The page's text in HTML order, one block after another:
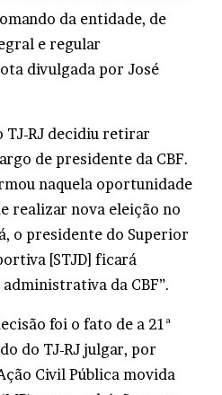
da entidade, de
e regular
divulgada por José
TJ-RJ decidiu retirar
de presidente da CBF.
naquela oportunidade
realizar nova eleição no
o presidente do Superior
[STJD] ficará
da CBF”.
foi o fato de a 21ª
do TJ-RJ julgar, por
Civil Pública movida